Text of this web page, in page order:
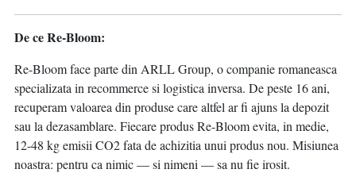
De ce Re-Bloom:
Re-Bloom face parte din ARLL Group, o companie romaneasca
specializata in recommerce si logistica inversa. De peste 16 ani,
recuperam valoarea din produse care altfel ar fi ajuns la depozit
sau la dezasamblare. Fiecare produs Re-Bloom evita, in medie,
12-48 kg emisii CO2 fata de achizitia unui produs nou. Misiunea
noastra: pentru ca nimic — si nimeni — sa nu fie irosit.